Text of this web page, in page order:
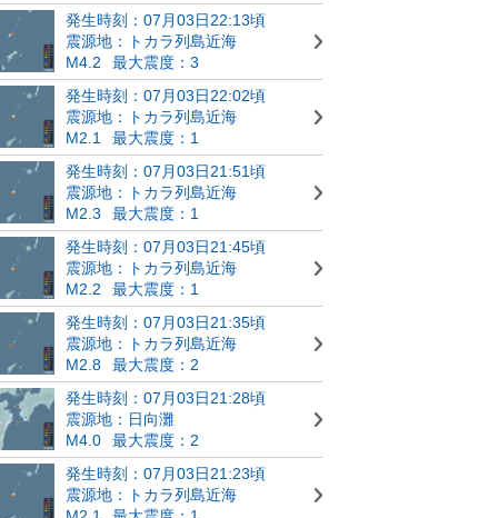
発生時刻：07月03日22:13頃
震源地：トカラ列島近海
M4.2
最大震度：3
発生時刻：07月03日22:02頃
震源地：トカラ列島近海
M2.1
最大震度：1
発生時刻：07月03日21:51頃
震源地：トカラ列島近海
M2.3
最大震度：1
発生時刻：07月03日21:45頃
震源地：トカラ列島近海
M2.2
最大震度：1
発生時刻：07月03日21:35頃
震源地：トカラ列島近海
M2.8
最大震度：2
発生時刻：07月03日21:28頃
震源地：日向灘
M4.0
最大震度：2
発生時刻：07月03日21:23頃
震源地：トカラ列島近海